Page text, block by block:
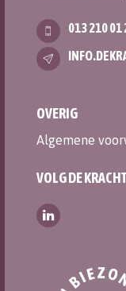
013 210 01
OVERIG
Algemene
VOLG DE